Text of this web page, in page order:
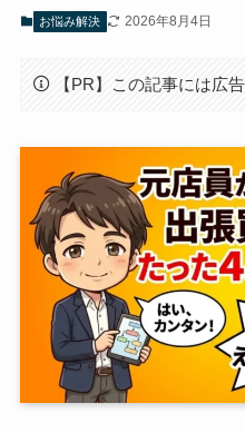
お悩み解決 2026年8月4日
【PR】この記事には広